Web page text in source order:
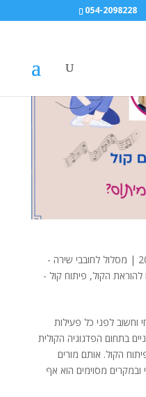
054-2098228
| מסלול לחובבי שירה -
להוראת הקול, פיתוח קול -
וחשוב לפני כל פעילות
בתחום הפדגוגיה הקולית
הקול. אותם מורים
מסוימים הוא אף